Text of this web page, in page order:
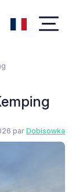
parDobisowka